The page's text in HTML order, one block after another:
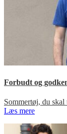
Forbudt og
Sommertøj, du
Læs mere